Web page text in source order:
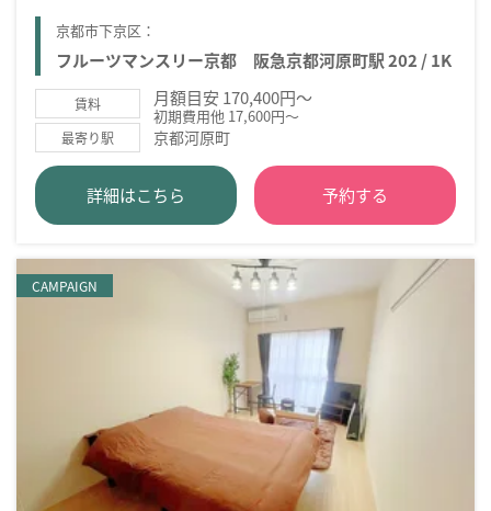
京都市下京区：
フルーツマンスリー京都 阪急京都河原町駅 202 / 1K
賃料 月額目安 170,400円～
初期費用他 17,600円～
最寄り駅 京都河原町
詳細はこちら 予約する
CAMPAIGN